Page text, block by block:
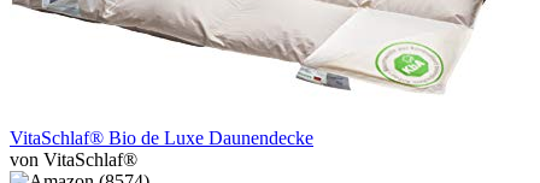
VitaSchlaf® Bio de Luxe Daunendecke
von VitaSchlaf®